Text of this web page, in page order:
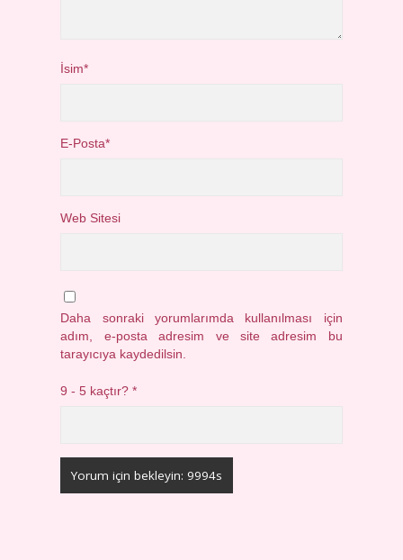
İsim*
E-Posta*
Web Sitesi
Daha sonraki yorumlarımda kullanılması için
adım, e-posta adresim ve site adresim bu
tarayıcıya kaydedilsin.
9 - 5 kaçtır?*